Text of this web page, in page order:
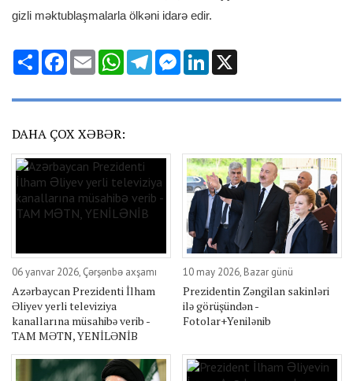
gizli məktublaşmalarla ölkəni idarə edir.
Share Facebook
Email WhatsAppTelegramMessenger
LinkedIn
DAHA ÇOX XƏBƏR:
06 yanvar 2026, Çərşənbə axşamı
Azərbaycan Prezidenti İlham
Əliyev yerli televiziya
kanallarına müsahibə verib -
TAM MƏTN, YENİLƏNİB
10 may 2026, Bazar günü
Prezidentin Zəngilan sakinləri
ilə görüşündən -
Fotolar+Yenilənib